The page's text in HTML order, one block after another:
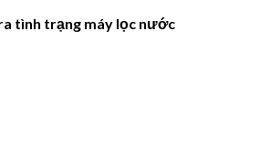
tình trạng máy lọc nước